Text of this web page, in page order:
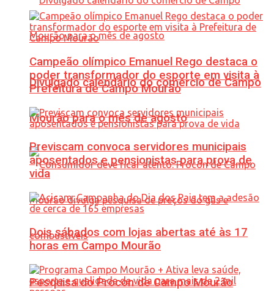
Divulgado calendário do comércio de Campo
Mourão para o mês de agosto
Pesquisa do Procon de Campo Mourão
Campeão olímpico Emanuel Rego destaca o
poder transformador do esporte em visita à
Prefeitura de Campo Mourão
Previscam convoca servidores municipais
aposentados e pensionistas para prova de
vida
Dois sábados com lojas abertas até às 17
horas em Campo Mourão